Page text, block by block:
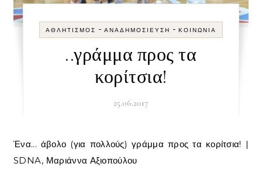
ΑΘΛΗΤΙΣΜΌΣ - ΑΝΑΔΗΜΟΣΊΕΥΣΗ - ΚΟΙΝΩΝΊΑ
..γράμμα προς τα
κορίτσια!
25.06.2017
Ένα... άβολο (για πολλούς) γράμμα προς τα κορίτσια! |
SDNA, Μαριάννα Αξιοπούλου